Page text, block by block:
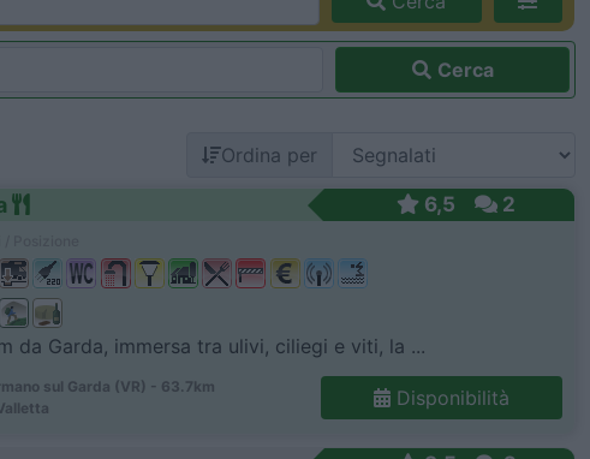
Cerca
Ordina per
6,5 2
da Garda, immersa tra ulivi, ciliegi e viti, la ...
sul Garda (VR) - 63.7km
Disponibilità